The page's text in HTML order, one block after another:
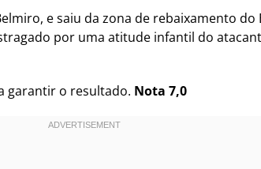
e saiu da zona de rebaixamento
por uma atitude infantil do
garantir o resultado. Nota 7,0